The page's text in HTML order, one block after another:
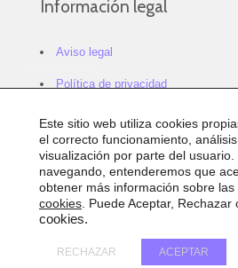
Información legal
Aviso legal
Política de privacidad
Política de cookies
Configurar cookies
Sitemap
Accesibilidad
Este sitio web utiliza cookies
el correcto funcionamiento,
visualización por parte del usuario.
navegando, entenderemos que
obtener más información sobre las
cookies . Puede Aceptar, Rechazar
cookies.
ACEPTAR
RECHAZAR